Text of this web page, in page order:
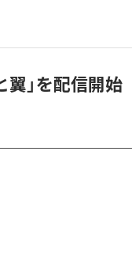
翼」を配信開始